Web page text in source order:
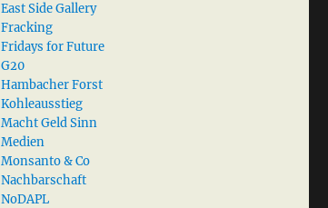
East Side Gallery
Fracking
Fridays for Future
G20
Hambacher Forst
Kohleausstieg
Macht Geld Sinn
Medien
Monsanto & Co
Nachbarschaft
NoDAPL